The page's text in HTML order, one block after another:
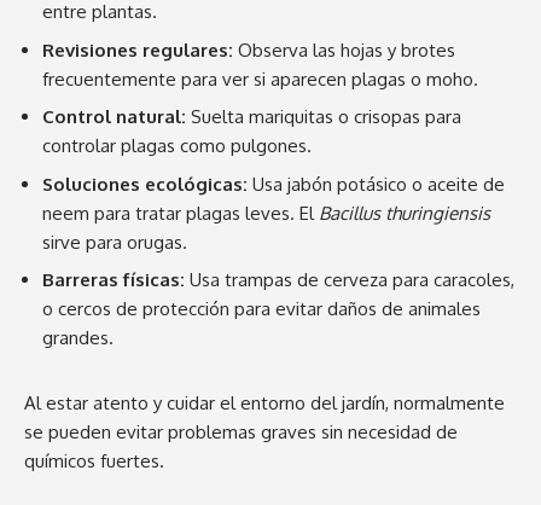
entre plantas.
Revisiones regulares: Observa las hojas y brotes
frecuentemente para ver si aparecen plagas o moho.
Control natural: Suelta mariquitas o crisopas para
controlar plagas como pulgones.
Soluciones ecológicas: Usa jabón potásico o aceite de
neem para tratar plagas leves. El Bacillus thuringiensis
sirve para orugas.
Barreras físicas: Usa trampas de cerveza para caracoles,
o cercos de protección para evitar daños de animales
grandes.
Al estar atento y cuidar el entorno del jardín, normalmente
se pueden evitar problemas graves sin necesidad de
químicos fuertes.